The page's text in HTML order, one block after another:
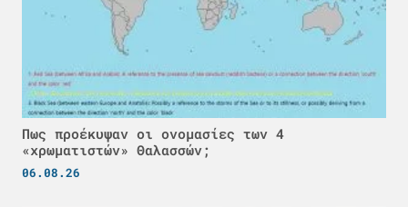
Πως προέκυψαν οι ονομασίες των 4
«χρωματιστών» Θαλασσών;
06.08.26